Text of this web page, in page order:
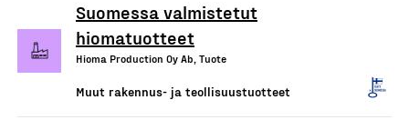
Suomessa valmistetut
hiomatuotteet
Hioma Production Oy Ab, Tuote
Muut rakennus- ja teollisuustuotteet